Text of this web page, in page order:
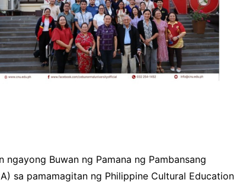
ngayong Buwan ng Pamana ng Pambansang
sa pamamagitan ng Philippine Cultural Education